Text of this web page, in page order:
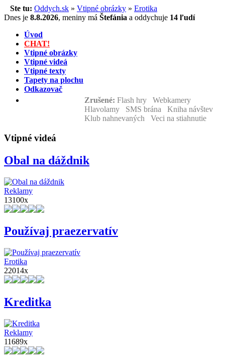
Ste tu: Oddych.sk » Vtipné obrázky » Erotika
Dnes je 8.8.2026, meniny má Štefánia a oddychuje 14 ľudí
Úvod
CHAT!
Vtipné obrázky
Vtipné videá
Vtipné texty
Tapety na plochu
Odkazovač
Zrušené: Flash hry Webkamery
Hlavolamy SMS brána Kniha návštev
Klub nahnevaných Veci na stiahnutie
Vtipné videá
Obal na dáždnik
Reklamy
13100x
Používaj praezervatív
Erotika
22014x
Kreditka
Reklamy
11689x